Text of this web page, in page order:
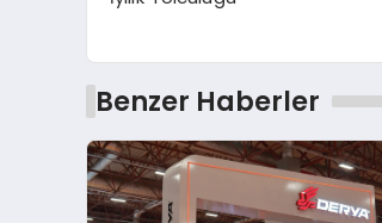
Benzer Haberler